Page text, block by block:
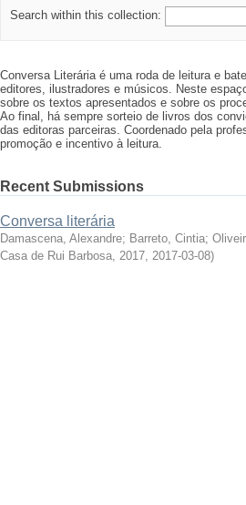
Search within this collection:
Conversa Literária é uma roda de leitura e
editores, ilustradores e músicos. Neste
sobre os textos apresentados e sobre os
Ao final, há sempre sorteio de livros dos
das editoras parceiras. Coordenado pela
promoção e incentivo à leitura.
Recent Submissions
Conversa literária
Damascena, Alexandre; Barreto, Cintia;
Casa de Rui Barbosa, 2017, 2017-03-08)